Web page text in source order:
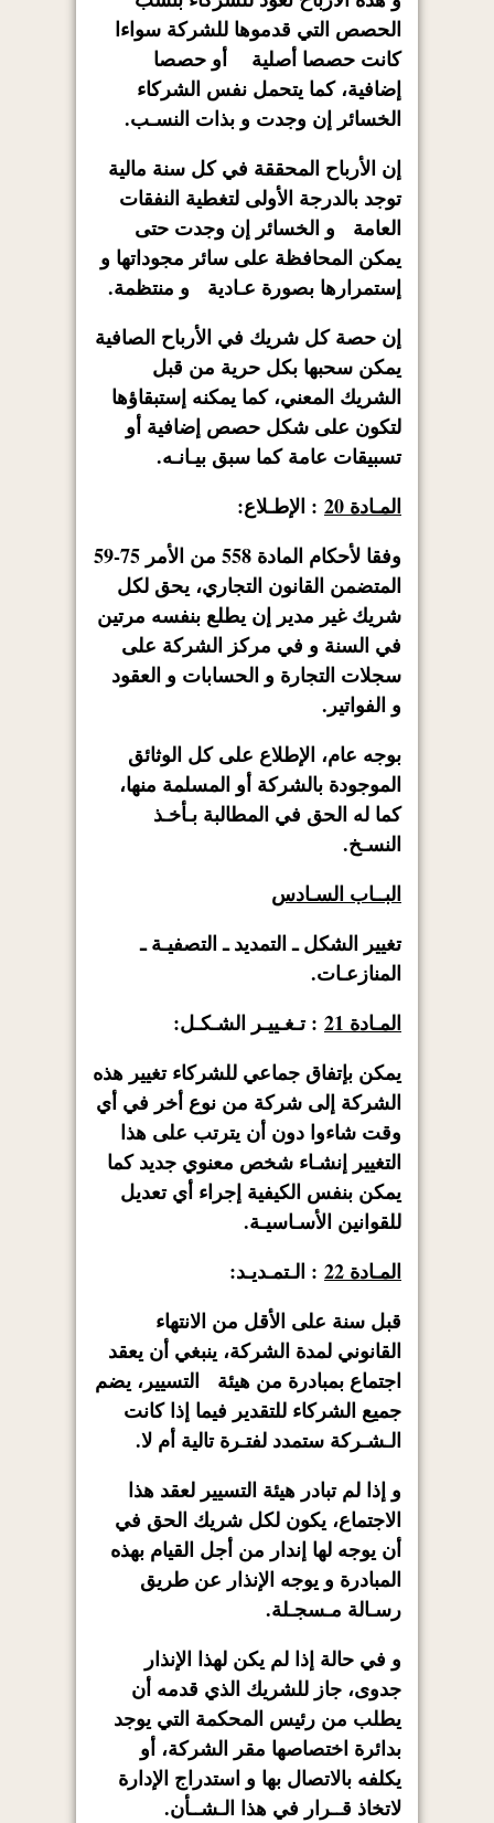
الحصص التي قدموها للشركة سواءا
كانت حصصا أصلية أو حصصا
إضافية، كما يتحمل نفس الشركاء
الخسائر إن وجدت و بذات النسـب.
إن الأرباح المحققة في كل سنة مالية
توجد بالدرجة الأولى لتغطية النفقات
العامة و الخسائر إن وجدت حتى
يمكن المحافظة على سائر مجوداتها و
إستمرارها بصورة عـادية و منتظمة.
إن حصة كل شريك في الأرباح الصافية
يمكن سحبها بكل حرية من قبل
الشريك المعني، كما يمكنه إستبقاؤها
لتكون على شكل حصص إضافية أو
تسبيقات عامة كما سبق بيـانـه.
المـادة 20
: الإطـلاع:
وفقا لأحكام المادة 558 من الأمر 75-59
المتضمن القانون التجاري، يحق لكل
شريك غير مدير إن يطلع بنفسه مرتين
في السنة و في مركز الشركة على
سجلات التجارة و الحسابات و العقود
و الفواتير.
بوجه عام، الإطلاع على كل الوثائق
الموجودة بالشركة أو المسلمة منها،
كما له الحق في المطالبة بـأخـذ
النسـخ.
البــاب السـادس
تغيير الشكل ـ التمديد ـ التصفيـة ـ
المنازعـات.
المـادة 21
: تـغـييـر الشـكـل:
يمكن بإتفاق جماعي للشركاء تغيير هذه
الشركة إلى شركة من نوع أخر في أي
وقت شاءوا دون أن يترتب على هذا
التغيير إنشـاء شخص معنوي جديد كما
يمكن بنفس الكيفية إجراء أي تعديل
للقوانين الأسـاسيـة.
المـادة 22
: الـتمـديـد:
قبل سنة على الأقل من الانتهاء
القانوني لمدة الشركة، ينبغي أن يعقد
اجتماع بمبادرة من هيئة التسيير، يضم
جميع الشركاء للتقدير فيما إذا كانت
الـشـركة ستمدد لفتـرة تالية أم لا.
و إذا لم تبادر هيئة التسيير لعقد هذا
الاجتماع، يكون لكل شريك الحق في
أن يوجه لها إندار من أجل القيام بهذه
المبادرة و يوجه الإنذار عن طريق
رسـالة مـسجـلة.
و في حالة إذا لم يكن لهذا الإنذار
جدوى، جاز للشريك الذي قدمه أن
يطلب من رئيس المحكمة التي يوجد
بدائرة اختصاصها مقر الشركة، أو
يكلفه بالاتصال بها و استدراج الإدارة
لاتخاذ قــرار في هذا الـشــأن.